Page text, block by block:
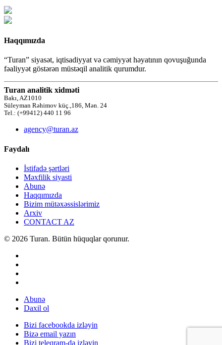
Haqqımızda
“Turan” siyasət, iqtisadiyyat və cəmiyyət həyatının qovuşuğunda
fəaliyyət göstərən müstəqil analitik qurumdur.
Turan analitik xidməti
Bakı, AZ1010
Süleyman Rəhimov küç.,186, Mən. 24
Tel.: (+99412) 440 11 96
agency@turan.az
Faydalı
İstifadə şərtləri
Məxfilik siyasti
Abunə
Haqqımızda
Bizim mütəxəssislərimiz
Arxiv
CONTACT AZ
© 2026 Turan. Bütün hüquqlar qorunur.
Abunə
Daxil ol
Bizi facebookda izləyin
Bizə email yazın
Bizi teleqram-da izləyin